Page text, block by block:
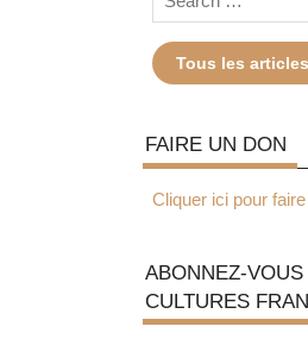
Tous les articles
FAIRE UN DON
Cliquer ici pour
ABONNEZ-
CULTURES